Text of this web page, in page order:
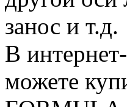
занос и т.д.
В
можете